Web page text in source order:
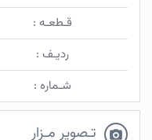
قـطعـه :
ردیـف :
شـماره :
تـصویر مـزار